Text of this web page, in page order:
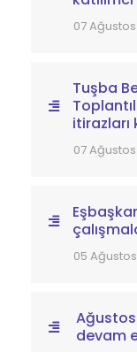
07
Tuşba
itirazları
07
05
Ağustos
devam